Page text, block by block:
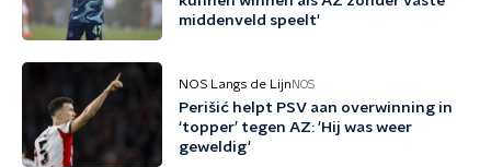
middenveld speelt'
NOS Langs de Lijn NOS
Perišić helpt PSV aan overwinning in
‘topper’ tegen AZ: 'Hij was weer
geweldig'